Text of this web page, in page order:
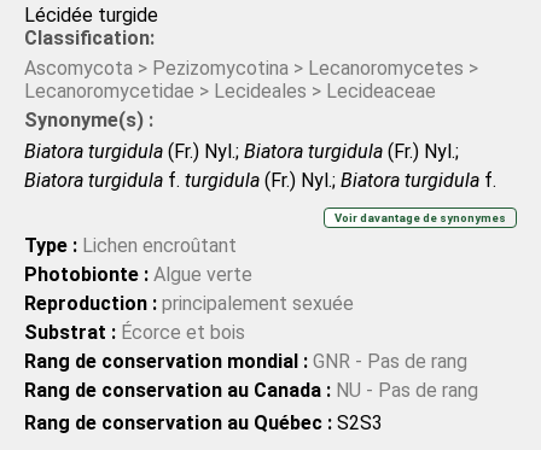
Lécidée turgide
Classification:
Ascomycota > Pezizomycotina > Lecanoromycetes >
Lecanoromycetidae > Lecideales > Lecideaceae
Synonyme(s) :
Biatora turgidula (Fr.) Nyl.; Biatora turgidula (Fr.) Nyl.;
Biatora turgidula f. turgidula (Fr.) Nyl.; Biatora turgidula f.
var.polyporicola
Räsänen;Biatora turgidula
Biatora turgidulavar. turgidula
var.turgidula(Fr.) Nyl.;Lecidea asserculorum
pithyophila Sommerf.;Lecidea asserculorum
pithyophilaSommerf.;Lecidea endopella
Leight. ex
Cromb.;Lecidea endopellaLeight. ex Cromb.;Lecidea
turgidula
deminuta (Schrad. ex Körb.) Grummann;
Lecidea turgidula
Voir davantage de synonymes
Type : Lichen encroûtant
Photobionte : Algue verte
Reproduction : principalement sexuée
Substrat : Écorce et bois
Rang de conservation mondial : GNR - Pas de rang
Rang de conservation au Canada : NU - Pas de rang
Rang de conservation au Québec : S2S3